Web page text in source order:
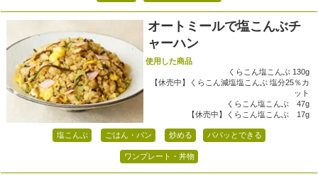
オートミールで塩こんぶチ
ャーハン
使用した商品
くらこん塩こんぶ 130g
【休売中】くらこん減塩塩こんぶ 塩分25％カ
ット
くらこん塩こんぶ 47g
【休売中】くらこん塩こんぶ 17g
塩こんぶ ごはん・パン 炒める パパッとできる
ワンプレート・丼物